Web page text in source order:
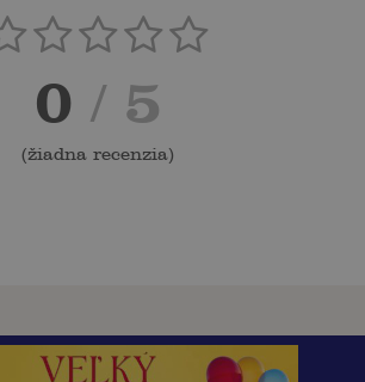
0 / 5
(žiadna recenzia)